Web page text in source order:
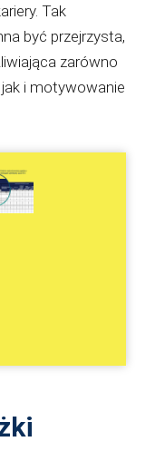
Tak
być przejrzysta,
zarówno
i motywowanie